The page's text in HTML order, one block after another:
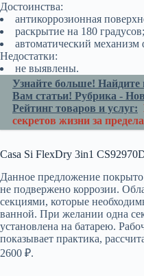
Достоинства:
антикоррозионная
раскрытие на 180 градусов;
автоматический механизм
Недостатки:
не выявлены.
Узнайте больше!
Вам статьи! Рубрика -
Рейтинг товаров и услуг:
секретов жизни за
Casa Si FlexDry 3in1
Данное предложение
не подвержено коррозии.
секциями, которые
ванной. При желании одна
установлена на батарею.
показывает практика,
2600 ₽.